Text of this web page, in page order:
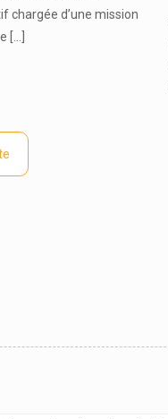
chargée d’une mission